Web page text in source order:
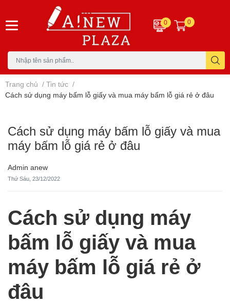
0 0
Trang chủ / Tin tức /
Cách sử dụng máy bấm lỗ giấy và mua máy bấm lỗ giá rẻ ở đâu
Cách sử dụng máy bấm lỗ giấy và mua
máy bấm lỗ giá rẻ ở đâu
Admin anew
Thứ Sáu, 23/12/2022
Cách sử dụng máy
bấm lỗ giấy và mua
máy bấm lỗ giá rẻ ở
đâu